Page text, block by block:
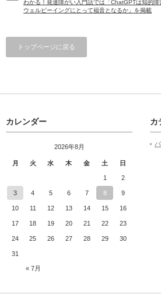
わかる！発達障がい入門話では「ChatGPTは知的障
ウェルビーイングにとって福音となるか」を掲載
トップページに戻る
カレンダー
2026年8月
月 火 水 木 金 土 日
« 7月
1 2
3 4 5 6 7 8 9
10 11 12 13 14 15 16
17 18 19 20 21 22 23
24 25 26 27 28 29 30
31
カ